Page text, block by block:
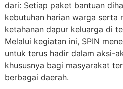
dari: Setiap paket bantuan
kebutuhan harian warga serta
ketahanan dapur keluarga di
Melalui kegiatan ini, SPIN
untuk terus hadir dalam aksi-
khususnya bagi masyarakat
berbagai daerah.